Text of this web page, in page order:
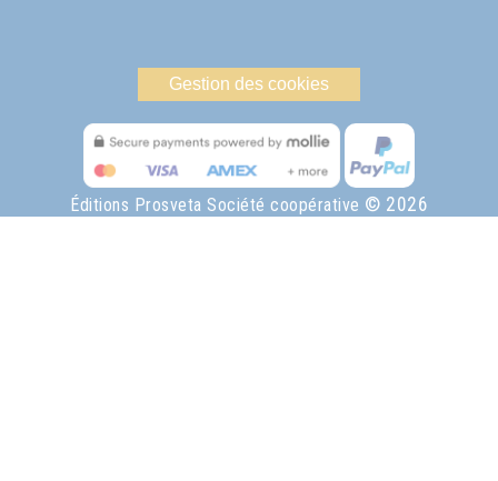
Gestion des cookies
Éditions Prosveta Société coopérative © 2026